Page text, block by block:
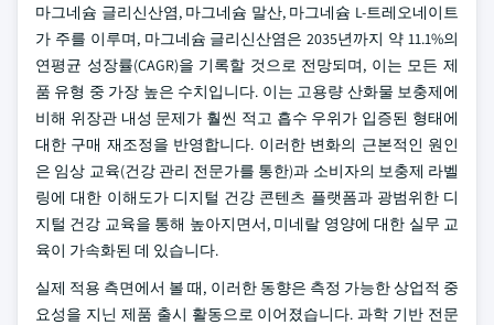
마그네슘 글리신산염, 마그네슘 말산, 마그네슘 L-트레오네이트
가 주를 이루며, 마그네슘 글리신산염은 2035년까지 약 11.1%의
연평균 성장률(CAGR)을 기록할 것으로 전망되며, 이는 모든 제
품 유형 중 가장 높은 수치입니다. 이는 고용량 산화물 보충제에
비해 위장관 내성 문제가 훨씬 적고 흡수 우위가 입증된 형태에
대한 구매 재조정을 반영합니다. 이러한 변화의 근본적인 원인
은 임상 교육(건강 관리 전문가를 통한)과 소비자의 보충제 라벨
링에 대한 이해도가 디지털 건강 콘텐츠 플랫폼과 광범위한 디
지털 건강 교육을 통해 높아지면서, 미네랄 영양에 대한 실무 교
육이 가속화된 데 있습니다.
실제 적용 측면에서 볼 때, 이러한 동향은 측정 가능한 상업적 중
요성을 지닌 제품 출시 활동으로 이어졌습니다. 과학 기반 전문